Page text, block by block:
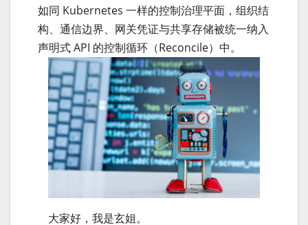
如同 Kubernetes 一样的控制治理平面，组织结
构、通信边界、网关凭证与共享存储被统一纳入
声明式 API 的控制循环（Reconcile）中。
大家好，我是玄姐。